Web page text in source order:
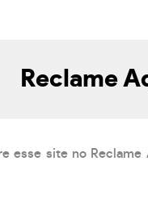
Reclame
esse site no